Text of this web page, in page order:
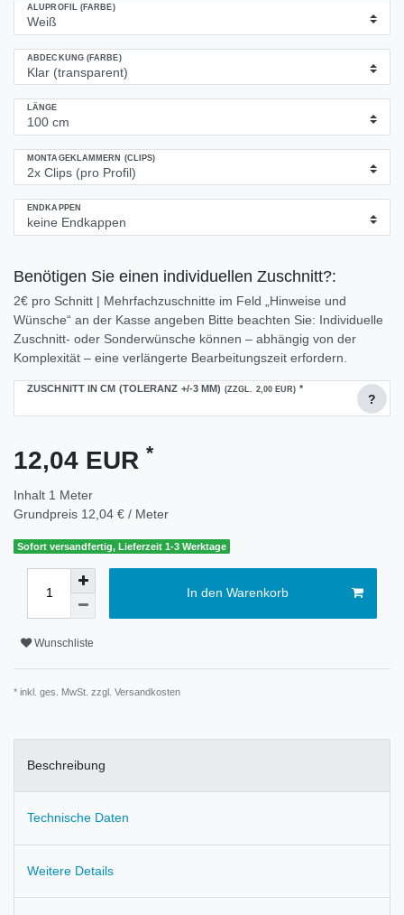
ALUPROFIL (FARBE)
ABDECKUNG (FARBE)
LÄNGE
MONTAGEKLAMMERN (CLIPS)
ENDKAPPEN
Benötigen Sie einen individuellen Zuschnitt?:
2€ pro Schnitt | Mehrfachzuschnitte im Feld „Hinweise und
Wünsche“ an der Kasse angeben Bitte beachten Sie: Individuelle
Zuschnitt- oder Sonderwünsche können – abhängig von der
Komplexität – eine verlängerte Bearbeitungszeit erfordern.
ZUSCHNITT IN CM (TOLERANZ +/-3 MM) (ZZGL. 2,00 EUR) *
?
12,04 EUR *
Inhalt 1 Meter
Grundpreis 12,04 € / Meter
Sofort versandfertig, Lieferzeit 1-3 Werktage
In den Warenkorb
Wunschliste
* inkl. ges. MwSt. zzgl. Versandkosten
Beschreibung
Technische Daten
Weitere Details